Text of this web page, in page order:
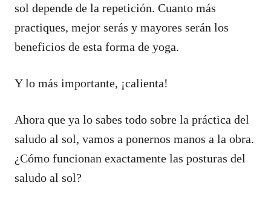
sol depende de la repetición. Cuanto más
practiques, mejor serás y mayores serán los
beneficios de esta forma de yoga.
Y lo más importante, ¡calienta!
Ahora que ya lo sabes todo sobre la práctica del
saludo al sol, vamos a ponernos manos a la obra.
¿Cómo funcionan exactamente las posturas del
saludo al sol?